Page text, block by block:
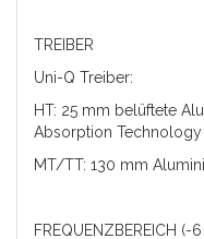
TREIBER
Uni-Q Treiber:
HT: 25 mm belüftete
Absorption Technology
MT/TT: 130 mm
FREQUENZBEREICH (-